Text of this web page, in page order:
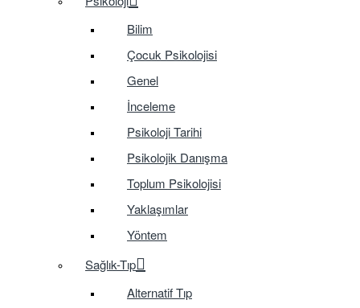
Bilim
Çocuk Psikolojisi
Genel
İnceleme
Psikoloji Tarihi
Psikolojik Danışma
Toplum Psikolojisi
Yaklaşımlar
Yöntem
Sağlık-Tıp
Alternatif Tıp